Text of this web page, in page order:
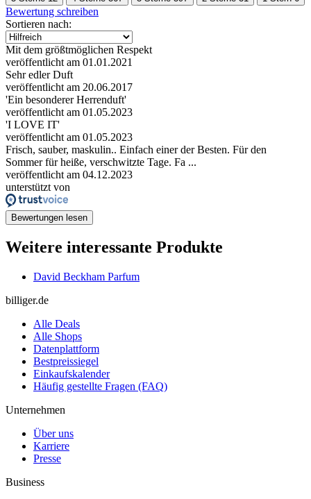
Bewertung schreiben
Sortieren nach:
Mit dem größtmöglichen Respekt
veröffentlicht am 01.01.2021
Sehr edler Duft
veröffentlicht am 20.06.2017
'Ein besonderer Herrenduft'
veröffentlicht am 01.05.2023
'I LOVE IT'
veröffentlicht am 01.05.2023
Frisch, sauber, maskulin.. Einfach einer der Besten. Für den
Sommer für heiße, verschwitzte Tage. Fa ...
veröffentlicht am 04.12.2023
unterstützt von
Bewertungen lesen
Weitere interessante Produkte
David Beckham Parfum
billiger.de
Alle Deals
Alle Shops
Datenplattform
Bestpreissiegel
Einkaufskalender
Häufig gestellte Fragen (FAQ)
Unternehmen
Über uns
Karriere
Presse
Business